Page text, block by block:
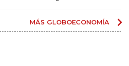
MÁS GLOBOECONOMÍA